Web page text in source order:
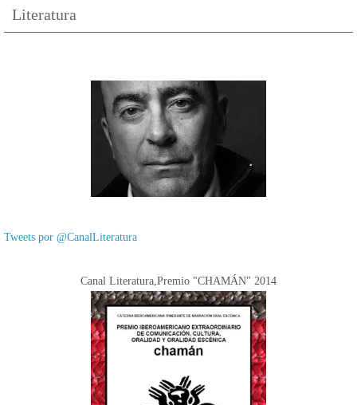
Literatura
Tweets por @CanalLiteratura
Canal Literatura,Premio "CHAMÁN" 2014